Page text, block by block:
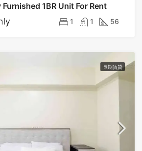
1BR Unit For Rent
1 1 56
長期賃貸